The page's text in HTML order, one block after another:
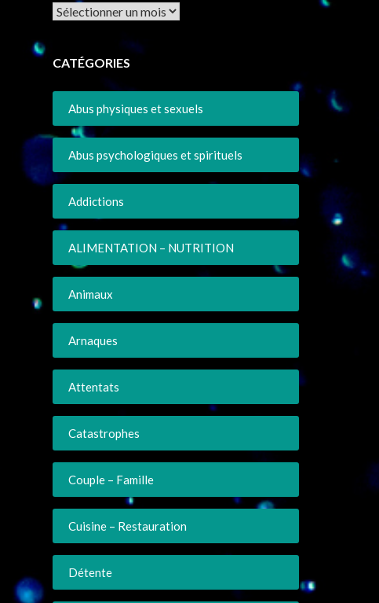
Archives
CATÉGORIES
Abus physiques et sexuels
Abus psychologiques et spirituels
Addictions
ALIMENTATION – NUTRITION
Animaux
Arnaques
Attentats
Catastrophes
Couple – Famille
Cuisine – Restauration
Détente